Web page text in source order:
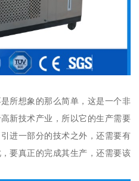
所想象的那么简单，这是一个非
新技术产业，所以它的生产需要
进一部分的技术之外，还需要有
要真正的完成其生产，还需要该